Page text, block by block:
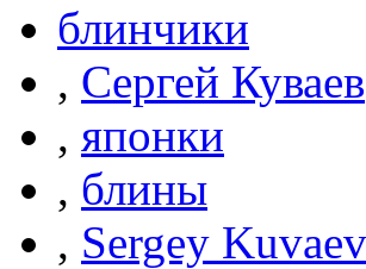
блинчики
, Сергей Куваев
, японки
, блины
, Sergey